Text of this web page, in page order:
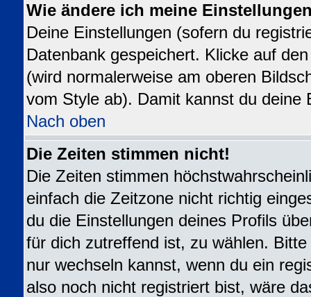
Wie ändere ich meine
Deine Einstellungen (sofern du
Datenbank gespeichert. Klicke auf
(wird normalerweise am oberen
vom Style ab). Damit kannst du deine
Nach oben
Die Zeiten stimmen nicht!
Die Zeiten stimmen
einfach die Zeitzone nicht richtig
du die Einstellungen deines Profils
für dich zutreffend ist, zu wählen.
nur wechseln kannst, wenn du ein
also noch nicht registriert bist, wäre